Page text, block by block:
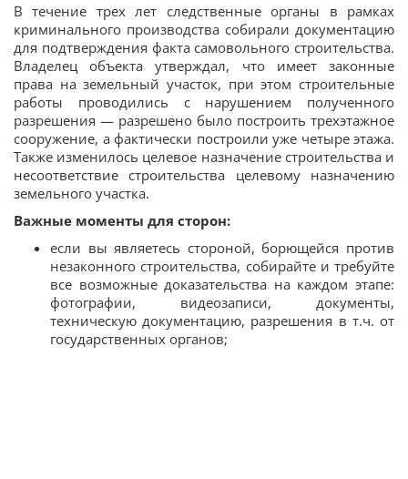
В течение трех лет следственные органы в рамках
криминального производства собирали документацию
для подтверждения факта самовольного строительства.
Владелец объекта утверждал, что имеет законные
права на земельный участок, при этом строительные
работы проводились с нарушением полученного
разрешения — разрешено было построить трехэтажное
сооружение, а фактически построили уже четыре этажа.
Также изменилось целевое назначение строительства и
несоответствие строительства целевому назначению
земельного участка.
Важные моменты для сторон:
если вы являетесь стороной, борющейся против
незаконного строительства, собирайте и требуйте
все возможные доказательства на каждом этапе:
фотографии, видеозаписи, документы,
техническую документацию, разрешения в т.ч. от
государственных органов;